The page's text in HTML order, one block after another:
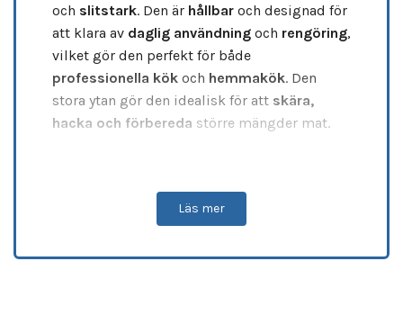
och slitstark. Den är hållbar och designad för
att klara av daglig användning och rengöring,
vilket gör den perfekt för både
professionella kök och hemmakök. Den
stora ytan gör den idealisk för att skära,
hacka och förbereda större mängder mat.
Tålig och slitstark för daglig
Läs mer